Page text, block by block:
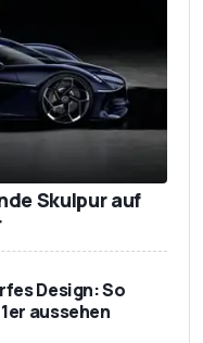
Skulpur auf
Design: So
aussehen